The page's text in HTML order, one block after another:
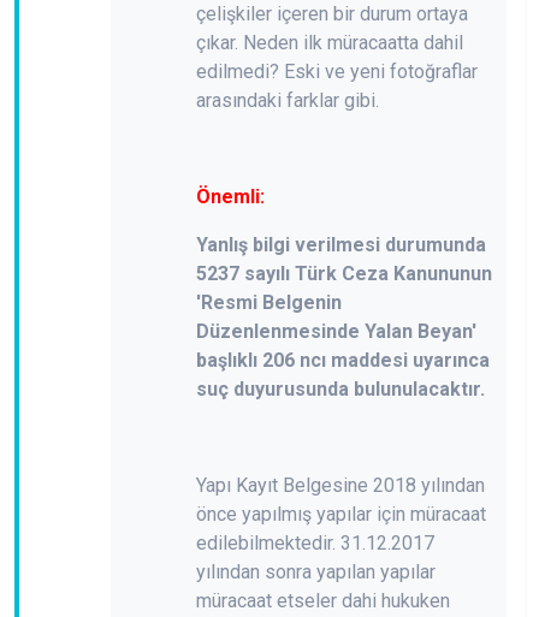
çelişkiler içeren bir durum ortaya
çıkar. Neden ilk müracaatta dahil
edilmedi? Eski ve yeni fotoğraflar
arasındaki farklar gibi.
Önemli:
Yanlış bilgi verilmesi durumunda
5237 sayılı Türk Ceza Kanununun
'Resmi Belgenin
Düzenlenmesinde Yalan Beyan'
başlıklı 206 ncı maddesi uyarınca
suç duyurusunda bulunulacaktır.
Yapı Kayıt Belgesine 2018 yılından
önce yapılmış yapılar için müracaat
edilebilmektedir. 31.12.2017
yılından sonra yapılan yapılar
müracaat etseler dahi hukuken